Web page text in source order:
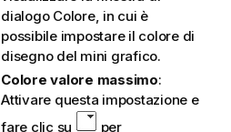
dialogo Colore, in cui è
possibile impostare il colore di
disegno del mini grafico.
Colore valore massimo:
Attivare questa impostazione e
fare clic su
per